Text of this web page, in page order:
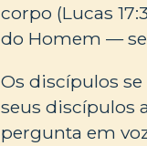
corpo (Lucas
do Homem —
Os discípulos
seus discípulos
pergunta em